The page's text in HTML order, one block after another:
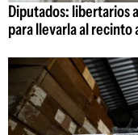
Diputados: libertarios
para llevarla al recinto